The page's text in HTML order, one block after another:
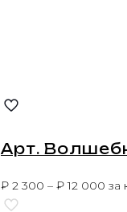
Арт.
₽ 2 300 – ₽12 000 за